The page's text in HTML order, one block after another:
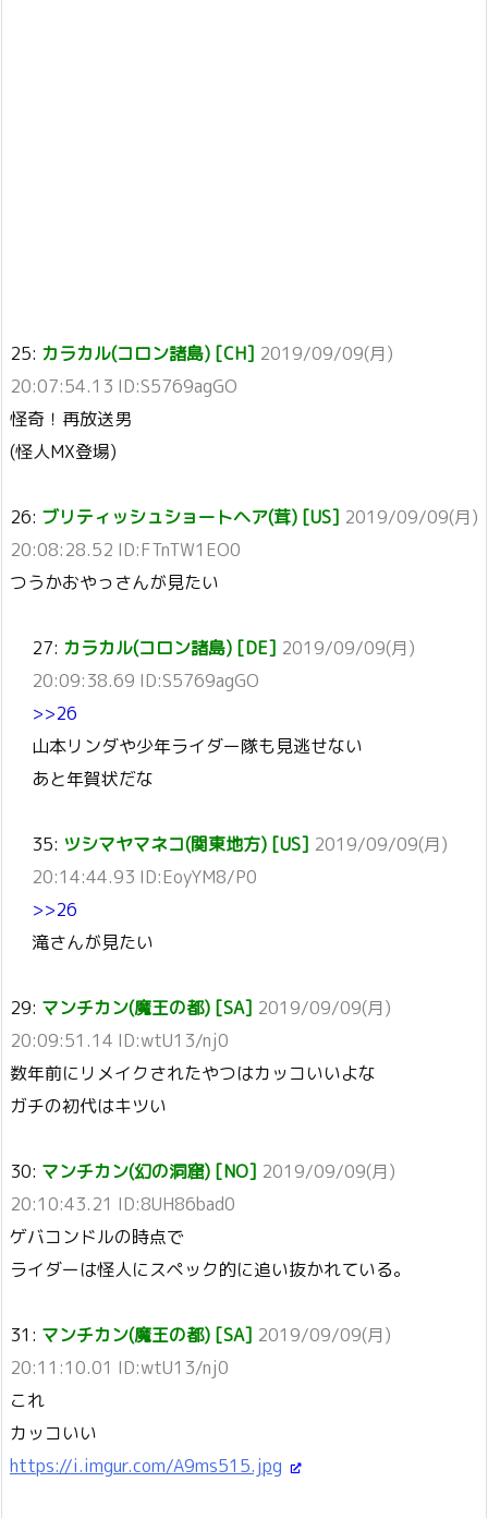
25: カラカル(コロン諸島) [CH] 2019/09/09(月)
20:07:54.13 ID:S5769agGO
怪奇！再放送男
(怪人MX登場)
26: ブリティッシュショートヘア(茸) [US] 2019/09/09(月)
20:08:28.52 ID:FTnTW1EO0
つうかおやっさんが見たい
27: カラカル(コロン諸島) [DE] 2019/09/09(月)
20:09:38.69 ID:S5769agGO
>>26
山本リンダや少年ライダー隊も見逃せない
あと年賀状だな
35: ツシマヤマネコ(関東地方) [US] 2019/09/09(月)
20:14:44.93 ID:EoyYM8/P0
>>26
滝さんが見たい
29: マンチカン(魔王の都) [SA] 2019/09/09(月)
20:09:51.14 ID:wtU13/nj0
数年前にリメイクされたやつはカッコいいよな
ガチの初代はキツい
30: マンチカン(幻の洞窟) [NO] 2019/09/09(月)
20:10:43.21 ID:8UH86bad0
ゲバコンドルの時点で
ライダーは怪人にスペック的に追い抜かれている。
31: マンチカン(魔王の都) [SA] 2019/09/09(月)
20:11:10.01 ID:wtU13/nj0
これ
カッコいい
https://i.imgur.com/A9ms515.jpg